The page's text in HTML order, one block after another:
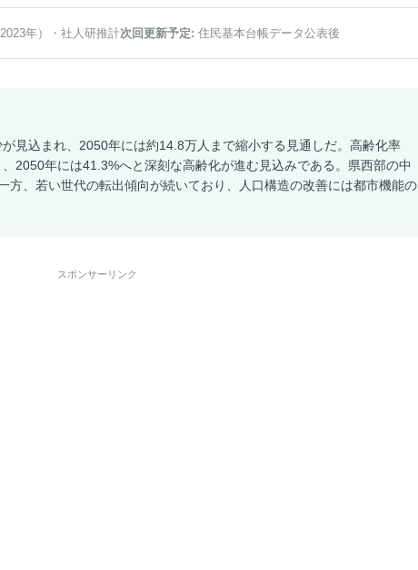
年） ・社人研推計次回更新予定: 住民基本台帳データ公表後
見込まれ、2050年には約14.8万人まで縮小する見通しだ。高齢化率
2050年には41.3%へと深刻な高齢化が進む見込みである。県西部の中
方、若い世代の転出傾向が続いており、人口構造の改善には都市機能の
スポンサーリンク